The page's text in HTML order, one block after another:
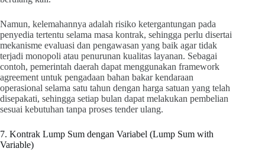
Namun, kelemahannya adalah risiko ketergantungan pada
penyedia tertentu selama masa kontrak, sehingga perlu disertai
mekanisme evaluasi dan pengawasan yang baik agar tidak
terjadi monopoli atau penurunan kualitas layanan. Sebagai
contoh, pemerintah daerah dapat menggunakan framework
agreement untuk pengadaan bahan bakar kendaraan
operasional selama satu tahun dengan harga satuan yang telah
disepakati, sehingga setiap bulan dapat melakukan pembelian
sesuai kebutuhan tanpa proses tender ulang.
7. Kontrak Lump Sum dengan Variabel (Lump Sum with
Variable)